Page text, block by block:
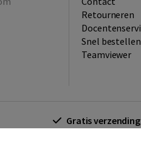
Retourneren
Snel bestellen
Teamviewer
Gratis